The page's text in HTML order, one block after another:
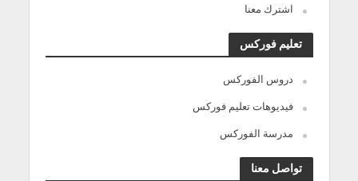
اشترك معنا
تعليم فوركس
دروس الفوركس
فيديوهات تعليم فوركس
مدرسة الفوركس
تواصل معنا